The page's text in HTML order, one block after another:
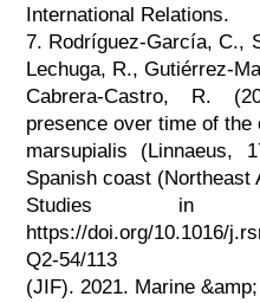
International Relations.
7. Rodríguez-García, C.,
Lechuga, R., Gutiérrez-
Cabrera-Castro, R.
presence over time of the
marsupialis (Linnaeus,
Spanish coast (Northeast
Studies in
https://doi.org/10.1016/
Q2-54/113
(JIF). 2021. Marine